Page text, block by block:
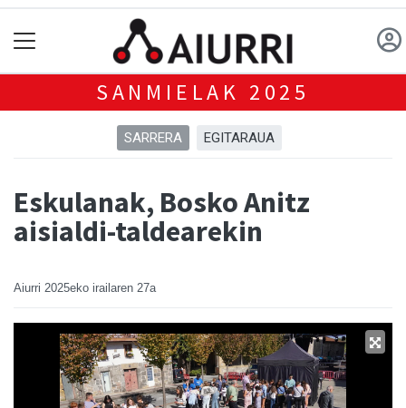
SANMIELAK 2025
SARRERA EGITARAUA
Eskulanak, Bosko Anitz
aisialdi-taldearekin
Aiurri 2025eko irailaren 27a